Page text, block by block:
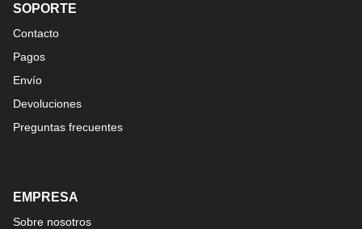
SOPORTE
Contacto
Pagos
Envío
Devoluciones
Preguntas frecuentes
EMPRESA
Sobre nosotros